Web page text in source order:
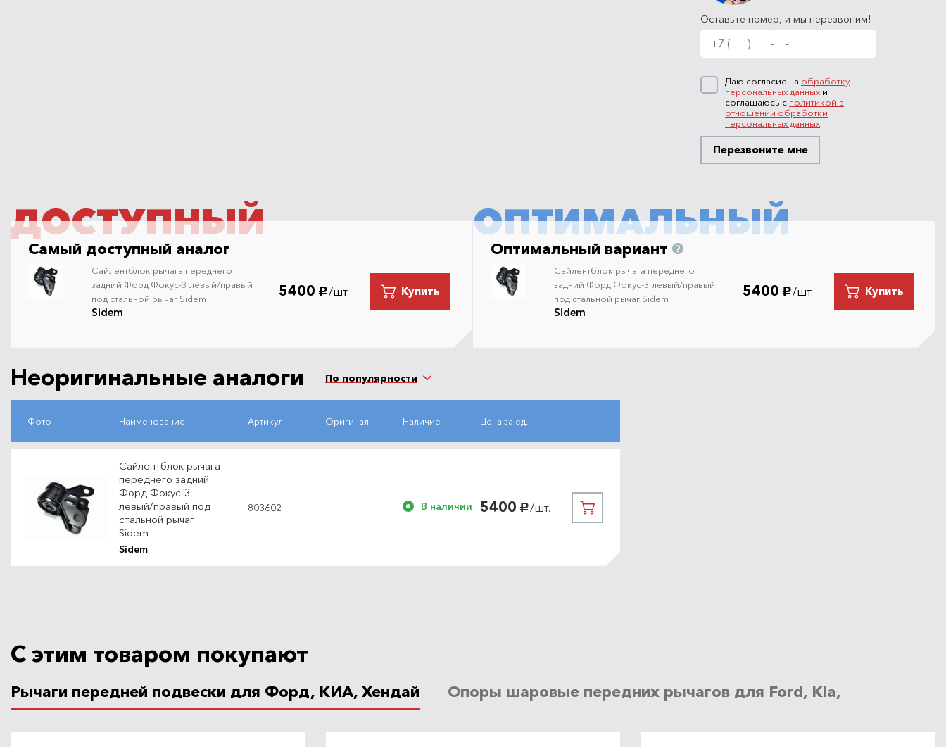
Оставьте номер, и мы перезвоним!
Даю согласие на обработку
персональных данных и
соглашаюсь с политикой в
отношении обработки
персональных данных
Перезвоните мне
ДОСТУПНЫЙ
Самый доступный аналог
Сайлентблок рычага переднего
задний Форд Фокус-3 левый/правый
под стальной рычаг Sidem
Sidem
5400 руб./шт. Купить
ОПТИМАЛЬНЫЙ
Оптимальный вариант
Сайлентблок рычага переднего
задний Форд Фокус-3 левый/правый
под стальной рычаг Sidem
Sidem
5400 руб./шт. Купить
Неоригинальные аналоги По популярности
Фото Наименование Артикул Оригинал Наличие Цена за ед.
Сайлентблок рычага
переднего задний
Форд Фокус-3
левый/правый под
стальной рычаг
Sidem
Sidem
803602 В наличии 5400 руб./шт.
С этим товаром покупают
Рычаги передней подвески для Форд, КИА, Хендай Опоры шаровые передних рычагов для Ford, Kia, Hyundai